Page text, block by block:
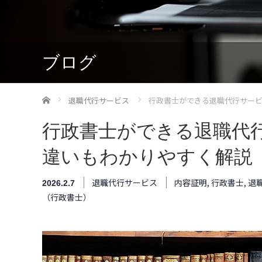
ブログ
ホーム 退職代行サービス 行政書士ができる退職代行サー
行政書士ができる退職代
違いもわかりやすく解説
2026.2.7 退職代行サービス 内容証明, 行政書士, 退
（行政書士）